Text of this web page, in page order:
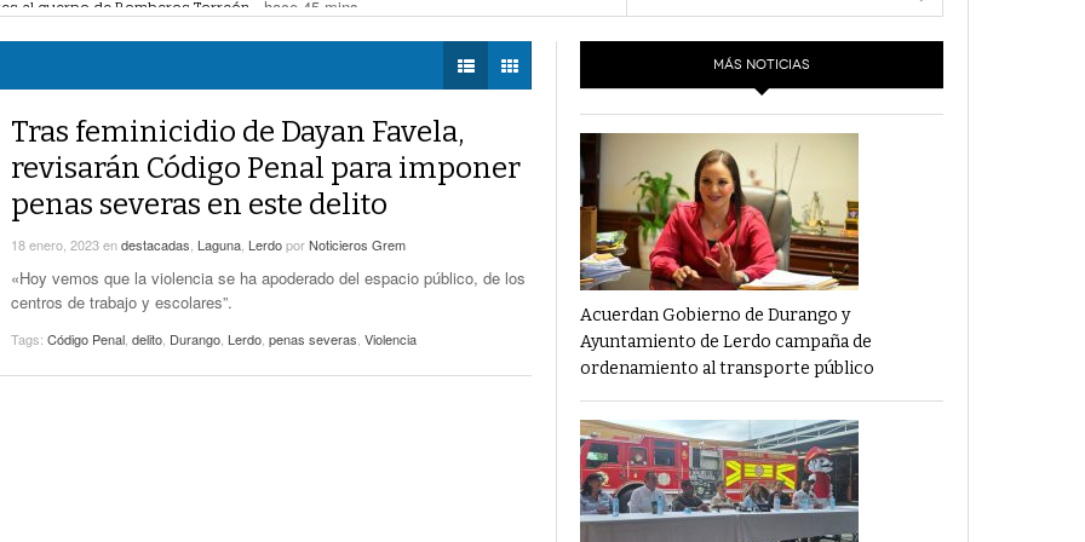
Páginas Fraudulentas - hace 20 horas -
Promueven Campaña Sobre Derechos De Las
Víctimas Y Contra La Tortura- hace 21 horas -
Alistan Edición 80 De La Feria De Torreón-
hace 22 horas -
TWEETS AND
LA MEJOR 97.1
ESTÉREO GALLITO
Financiamiento’ Por PC29
‘La Laguna: Bomba De Tiempo Por Falta De
Planeación’ Por PC29- 17 mayo, 2021
‘Las Corrupciones, Sus Formas Y Efectos’ Por
PC29- 7 mayo, 2021
UL; la novena guinda sostiene doble jornada ante Saraperos a partir de las 16:00 horas
-
palma, no hubo lesionados
Tras feminicidio de Dayan Favela,
revisarán Código Penal para imponer
penas severas en este delito
18 enero, 2023endestacadas Laguna LerdoporNoticieros Grem
«Hoy vemos que la violencia se ha apoderado del espacio público, de los
centros de trabajo y escolares”.
Tags: Código Penal delito Durango Lerdo penas severas Violencia
MÁS NOTICIAS
Acuerdan Gobierno de Durango y
Ayuntamiento de Lerdo campaña de
ordenamiento al transporte público